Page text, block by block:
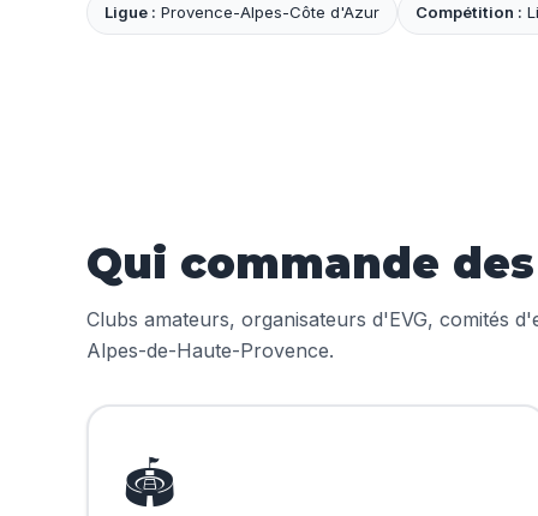
Ligue : Provence-Alpes-Côte d'Azur Compétition :
Qui commande
Clubs amateurs, organisateurs d'EVG, comités
Alpes-de-Haute-Provence.
🏟️